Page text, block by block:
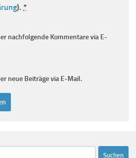
). *
nachfolgende Kommentare via E-
neue Beiträge via E-Mail.